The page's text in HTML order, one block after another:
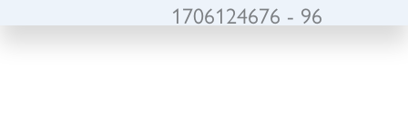
1706124676 - 96